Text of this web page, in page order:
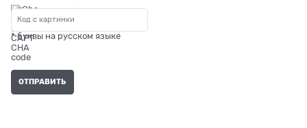
* буквы на русском языке